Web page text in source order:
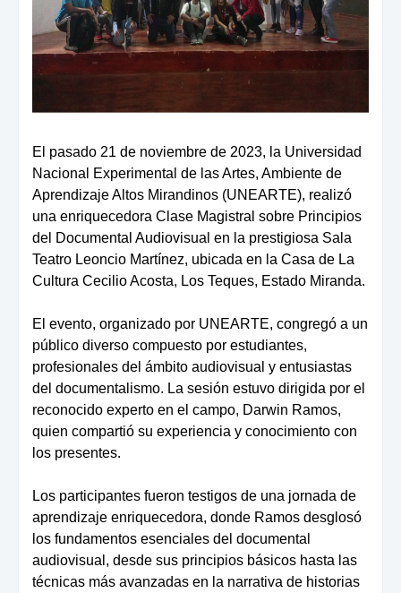
El pasado 21 de noviembre de 2023, la Universidad
Nacional Experimental de las Artes, Ambiente de
Aprendizaje Altos Mirandinos (UNEARTE), realizó
una enriquecedora Clase Magistral sobre Principios
del Documental Audiovisual en la prestigiosa Sala
Teatro Leoncio Martínez, ubicada en la Casa de La
Cultura Cecilio Acosta, Los Teques, Estado Miranda.
El evento, organizado por UNEARTE, congregó a un
público diverso compuesto por estudiantes,
profesionales del ámbito audiovisual y entusiastas
del documentalismo. La sesión estuvo dirigida por el
reconocido experto en el campo, Darwin Ramos,
quien compartió su experiencia y conocimiento con
los presentes.
Los participantes fueron testigos de una jornada de
aprendizaje enriquecedora, donde Ramos desglosó
los fundamentos esenciales del documental
audiovisual, desde sus principios básicos hasta las
técnicas más avanzadas en la narrativa de historias